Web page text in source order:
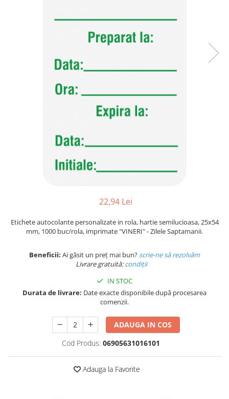
Plicuri cu bule
Pungi curierat
Pungi coloane de aer
Pungi ziplock cu fermoar
22,94 Lei
Etichete autocolante personalizate in rola, hartie semilucioasa, 25x54
mm, 1000 buc/rola, imprimate "VINERI" - Zilele Saptamanii.
Beneficii: Ai găsit un preț mai bun?scrie-ne să rezolvăm
Livrare gratuită:condiții
IN STOC
Durata de livrare: Date exacte disponibile după procesarea
comenzii.
ADAUGA IN COS
Cod Produs: 06905631016101
Adauga la Favorite